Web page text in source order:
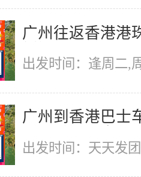
广州往返香港港
出发时间：逢周二,
广州到香港巴士
出发时间：天天发团